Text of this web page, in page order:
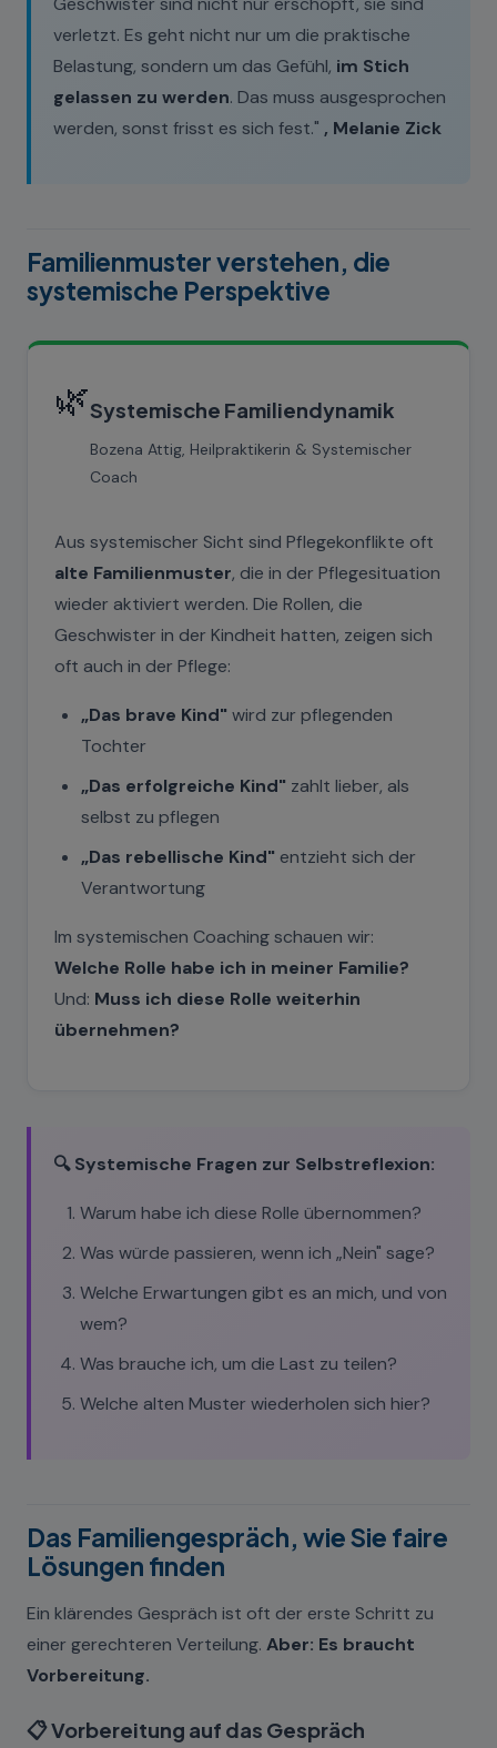
verletzt. Es geht nicht nur um die praktische
Belastung, sondern um das Gefühl, im Stich
gelassen zu werden. Das muss ausgesprochen
werden, sonst frisst es sich fest." , Melanie Zick
Familienmuster verstehen, die
systemische Perspektive
🌿Systemische Familiendynamik
Bozena Attig, Heilpraktikerin & Systemischer
Coach
Aus systemischer Sicht sind Pflegekonflikte oft
alte Familienmuster, die in der Pflegesituation
wieder aktiviert werden. Die Rollen, die
Geschwister in der Kindheit hatten, zeigen sich
oft auch in der Pflege:
„Das brave Kind" wird zur pflegenden
Tochter
„Das erfolgreiche Kind" zahlt lieber, als
selbst zu pflegen
„Das rebellische Kind" entzieht sich der
Verantwortung
Im systemischen Coaching schauen wir:
Welche Rolle habe ich in meiner Familie?
Und: Muss ich diese Rolle weiterhin
übernehmen?
🔍 Systemische Fragen zur Selbstreflexion:
Warum habe ich diese Rolle übernommen?
Was würde passieren, wenn ich „Nein" sage?
Welche Erwartungen gibt es an mich, und von
wem?
Was brauche ich, um die Last zu teilen?
Welche alten Muster wiederholen sich hier?
Das Familiengespräch, wie Sie faire
Lösungen finden
Ein klärendes Gespräch ist oft der erste Schritt zu
einer gerechteren Verteilung. Aber: Es braucht
Vorbereitung.
📋 Vorbereitung auf das Gespräch